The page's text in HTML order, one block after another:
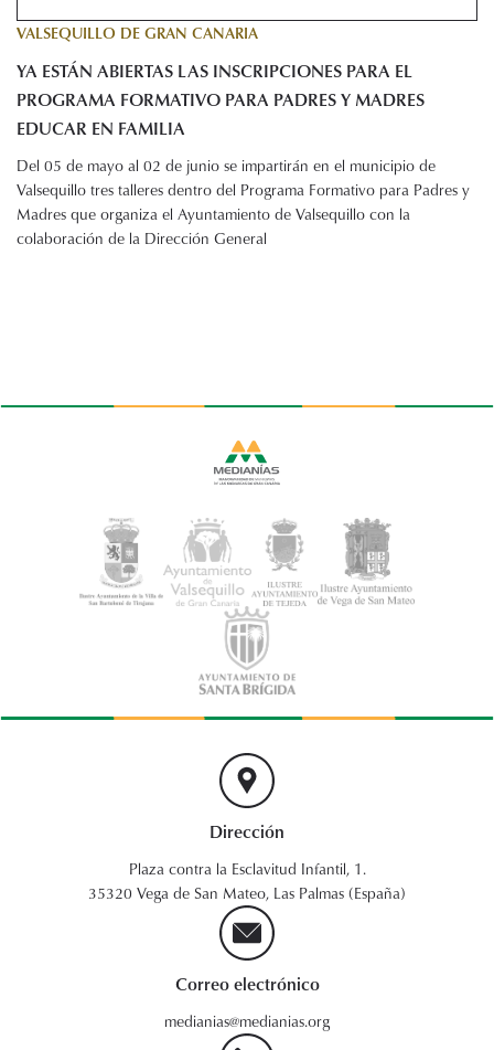
VALSEQUILLO DE GRAN CANARIA
YA ESTÁN ABIERTAS LAS INSCRIPCIONES PARA EL
PROGRAMA FORMATIVO PARA PADRES Y MADRES
EDUCAR EN FAMILIA
Del 05 de mayo al 02 de junio se impartirán en el municipio de
Valsequillo tres talleres dentro del Programa Formativo para Padres y
Madres que organiza el Ayuntamiento de Valsequillo con la
colaboración de la Dirección General
Dirección
Plaza contra la Esclavitud Infantil, 1.
35320 Vega de San Mateo, Las Palmas (España)
Correo electrónico
medianias@medianias.org